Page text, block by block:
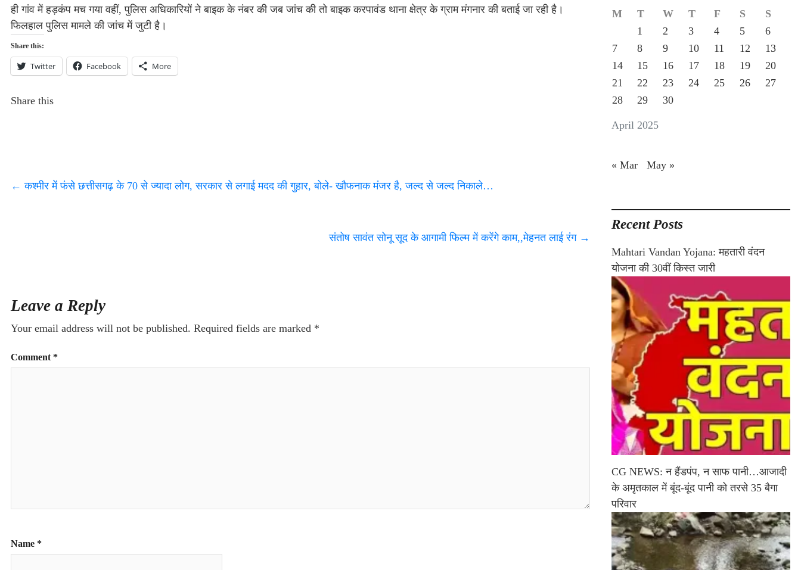
ही गांव में हड़कंप मच गया वहीं, पुलिस अधिकारियों ने बाइक के नंबर की जब जांच की तो बाइक करपावंड थाना क्षेत्र के ग्राम मंगनार की बताई जा रही है।
फिलहाल पुलिस मामले की जांच में जुटी है।
Share this:
Twitter Facebook More
Share this
← कश्मीर में फंसे छत्तीसगढ़ के 70 से ज्यादा लोग, सरकार से लगाई मदद की गुहार, बोले- खौफनाक मंजर है, जल्द से जल्द निकाले…
संतोष सावंत सोनू सूद के आगामी फिल्म में करेंगे काम,,मेहनत लाई रंग →
Leave a Reply
Your email address will not be published. Required fields are marked *
Comment *
Name *
April 2025
M T W T F S
S
1
2 3 4 5
6
7
8 9 10 11 12
13
14
15 16 17 18 19
20
21
22 23 24 25 26
27
28
29 30
« Mar May »
Recent Posts
Mahtari Vandan Yojana: महतारी वंदन
योजना की 30वीं किस्त जारी
CG NEWS: न हैंडपंप, न साफ पानी…आजादी
के अमृतकाल में बूंद-बूंद पानी को तरसे 35 बैगा
परिवार